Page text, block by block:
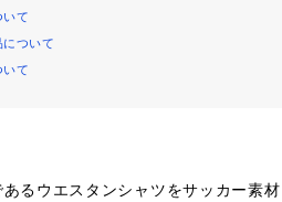
いて
ついて
いて
るウエスタンシャツをサッカー素材